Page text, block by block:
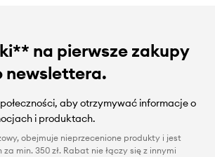
na pierwsze zakupy
newslettera.
aby otrzymywać informacje o
i produktach.
obejmuje nieprzecenione produkty i jest
min. 350 zł. Rabat nie łączy się z innymi